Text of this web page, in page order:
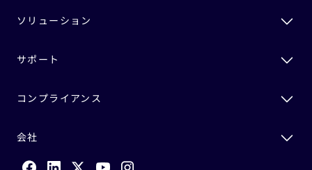
ソリューション
サポート
コンプライアンス
会社